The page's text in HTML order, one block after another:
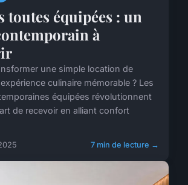
toutes équipées : un
à
une simple location de
culinaire mémorable ? Les
équipées révolutionnent
de recevoir en alliant confort
7 min de lecture →